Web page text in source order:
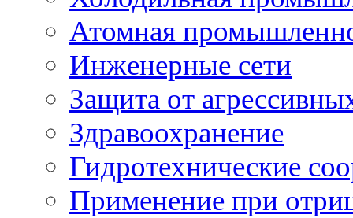
Атомная
Инженерные сети
Защита от
Здравоохранение
Гидротехнические
Применение при